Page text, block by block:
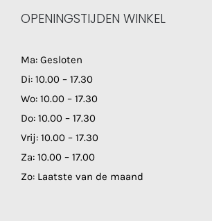
OPENINGSTIJDEN WINKEL
Ma: Gesloten
Di: 10.00 – 17.30
Wo: 10.00 – 17.30
Do: 10.00 – 17.30
Vrij: 10.00 – 17.30
Za: 10.00 – 17.00
Zo: Laatste van de maand